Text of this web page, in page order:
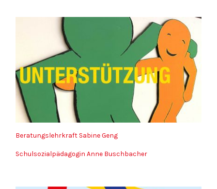
Beratungslehrkraft Sabine Geng
Schulsozialpädagogin Anne Buschbacher